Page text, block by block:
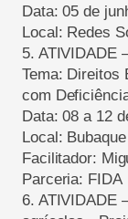
Data:05 de
Local: Redes
5. ATIVIDADE
Tema: Direitos
com
Data: 08 a12
Local: Bubaque
Facilitador:
Parceria: FIDA
6. ATIVIDADE